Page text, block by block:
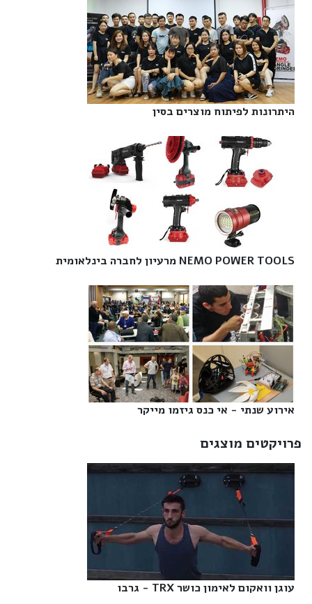
היתרונות לפיתוח מוצרים בסין‎
NEMO POWER TOOLS מרעיון לחברה בינלאומית‎
אירוע שנתי - אי כנס גיזמו מייקר‎
פרויקטים מוצגים
עוגן וואקום לאימון כושר TRX - גרבו‎